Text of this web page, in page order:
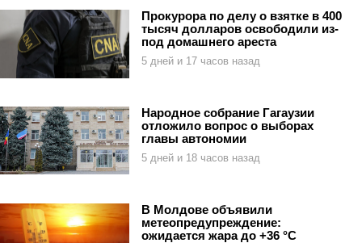
Прокурора по делу о взятке в 400
тысяч долларов освободили из-
под домашнего ареста
5 дней и 17 часов назад
Народное собрание Гагаузии
отложило вопрос о выборах
главы автономии
5 дней и 18 часов назад
В Молдове объявили
метеопредупреждение:
ожидается жара до +36 °C